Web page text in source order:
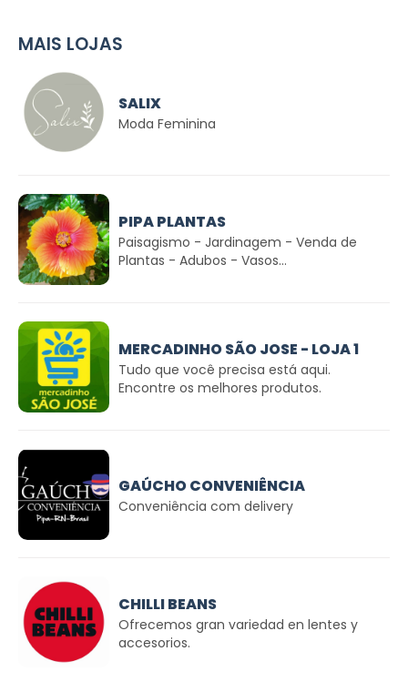
MAIS LOJAS
SALIX
Moda Feminina
PIPA PLANTAS
Paisagismo - Jardinagem - Venda de
Plantas - Adubos - Vasos...
MERCADINHO SÃO JOSE - LOJA 1
Tudo que você precisa está aqui.
Encontre os melhores produtos.
GAÚCHO CONVENIÊNCIA
Conveniência com delivery
CHILLI BEANS
Ofrecemos gran variedad en lentes y
accesorios.